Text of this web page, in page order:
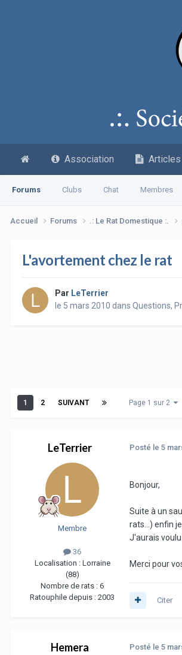
Association Articles
Forums Clubs Chat Membres
Accueil Forums .: Le Rat Domestique :.
L'avortement chez le rat
Par LeTerrier
le 5 mars 2010 dans Questions,
1 2 SUIVANT Page 1 sur 2
LeTerrier
Membre
36
Localisation : Lorraine
(88)
Nombre de rats : 6
Ratouphile depuis : 2003
Posté le 5
Bonjour,
Suite à un
rats...) enfin
J'aurais
Merci pour
Citer
Hemera Posté le 5